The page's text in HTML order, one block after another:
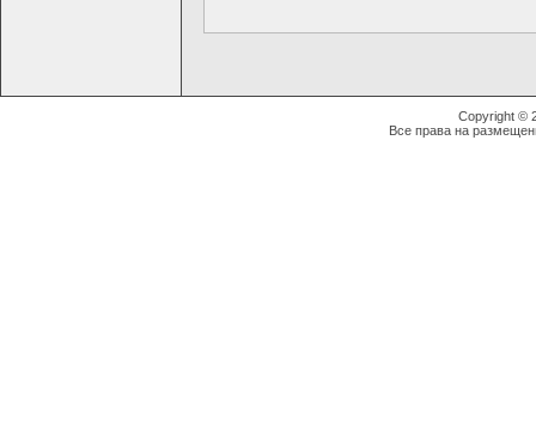
Copyright ©
Все права на